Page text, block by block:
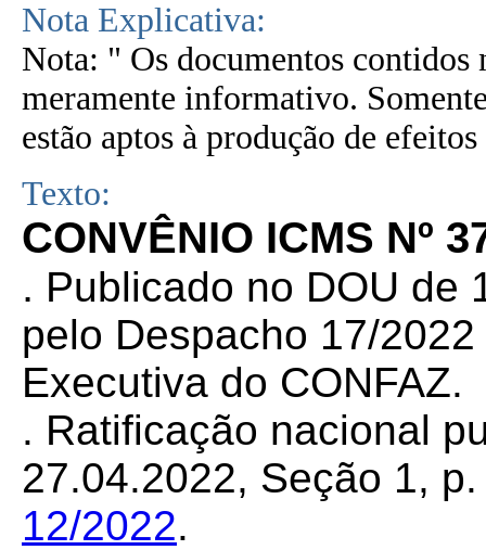
Nota Explicativa:
Nota: " Os documentos contidos
meramente informativo.
estão aptos à produção de
Texto:
CONVÊNIO ICMS Nº
. Publicado no DOU de
pelo Despacho 17/
Executiva do CONFAZ.
. Ratificação nacional
27.04.2022, Seção 1,
12/2022.